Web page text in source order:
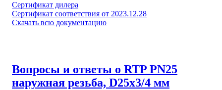
Сертификат дилера
Сертификат соответствия от 2023.12.28
Скачать всю документацию
Вопросы и ответы о RTP PN25
наружная резьба, D25х3/4 мм